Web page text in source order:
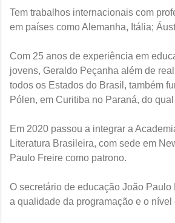
Tem trabalhos internacionais com
em países como Alemanha, Itália;
Com 25 anos de experiência em
jovens, Geraldo Peçanha além de
todos os Estados do Brasil, também
Pólen, em Curitiba no Paraná, do qual
Em 2020 passou a integrar a
Literatura Brasileira, com sede em
Paulo Freire como patrono.
O secretário de educação João Paulo
a qualidade da programação e o nível